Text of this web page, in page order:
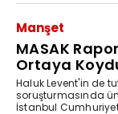
Manşet
MASAK
Ortaya
Haluk Levent'in de
soruşturmasında
İstanbul Cumhuriyet